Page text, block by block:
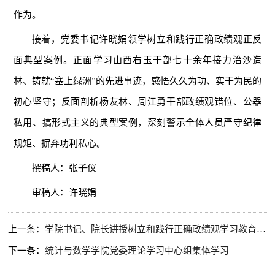
作为。
接着，党委书记许晓娟领学树立和践行正确政绩观正反
面典型案例。正面学习山西右玉干部七十余年接力治沙造
林、铸就“塞上绿洲”的先进事迹，感悟久久为功、实干为民的
初心坚守；反面剖析杨友林、周江勇干部政绩观错位、公器
私用、搞形式主义的典型案例，深刻警示全体人员严守纪律
规矩、摒弃功利私心。
撰稿人：张子仪
审稿人：许晓娟
上一条：学院书记、院长讲授树立和践行正确政绩观学习教育专题党课 ​
下一条：统计与数学学院党委理论学习中心组集体学习